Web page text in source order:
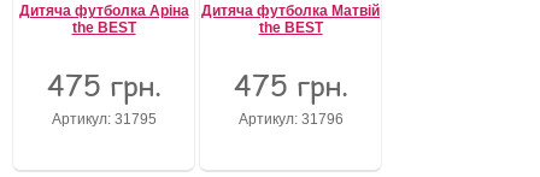
Дитяча футболка Аріна
the BEST
475 грн.
Артикул: 31795
Дитяча футболка Матвій
the BEST
475 грн.
Артикул: 31796